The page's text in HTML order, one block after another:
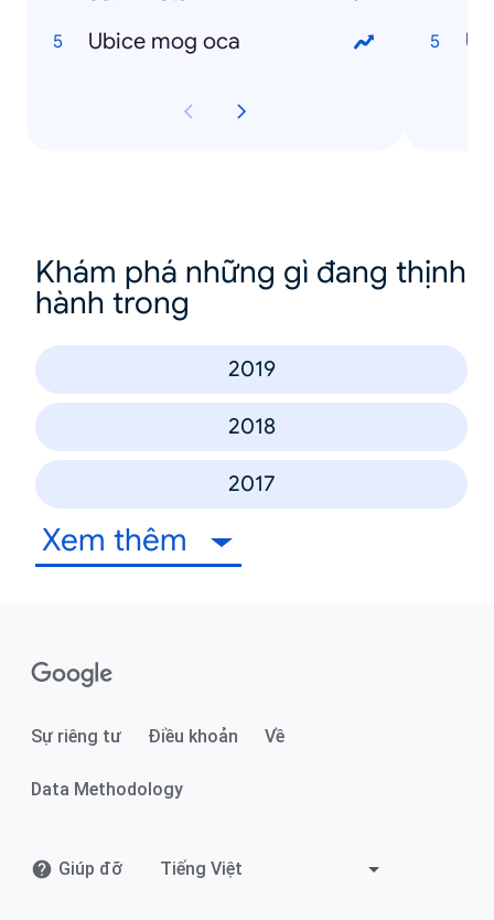
Ubice mog oca
Khám phá những gì đang thịnh
hành trong
2019
2018
2017
Xem thêm
Sự riêng tư Điều khoản Về
Data Methodology
Giúp đỡ